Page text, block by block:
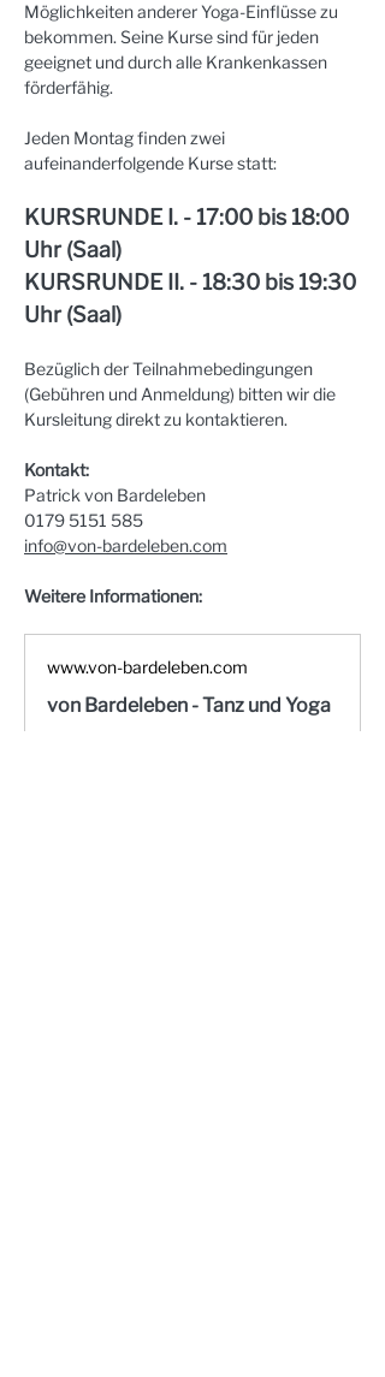
Möglichkeiten anderer Yoga-Einflüsse zu
bekommen. Seine Kurse sind für jeden
geeignet und durch alle Krankenkassen
förderfähig.
Jeden Montag finden zwei
aufeinanderfolgende Kurse statt:
KURSRUNDE I. - 17:00 bis 18:00
Uhr (Saal)
KURSRUNDE II. - 18:30 bis 19:30
Uhr (Saal)
Bezüglich der Teilnahmebedingungen
(Gebühren und Anmeldung) bitten wir die
Kursleitung direkt zu kontaktieren.
Kontakt:
Patrick von Bardeleben
0179 5151 585
info@von-bardeleben.com
Weitere Informationen:
www.von-bardeleben.com
von Bardeleben - Tanz und Yoga